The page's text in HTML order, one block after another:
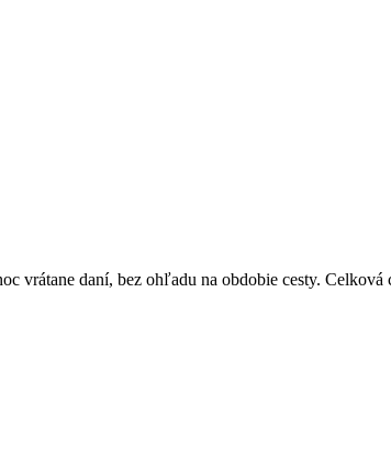
vrátane daní, bez ohľadu na obdobie cesty.